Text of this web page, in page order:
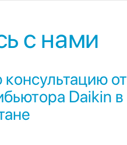
с нами
от
Daikin в